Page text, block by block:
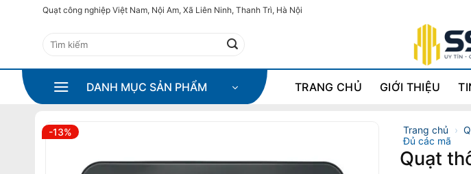
Quạt công nghiệp Việt Nam, Nội Am, Xã Liên Ninh, Thanh Trì, Hà Nội
Tìm
DANH MỤC SẢN PHẨM TRANG CHỦ GIỚI THIỆU
-13% Trang chủ ›
Đủ các mã
Quạt